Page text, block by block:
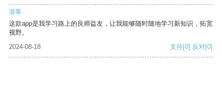
游客
这款app是我学习路上的良师益友，让我能够随时随地学习新知识，拓宽
视野。
2024-08-18
支持[0] 反对[0]